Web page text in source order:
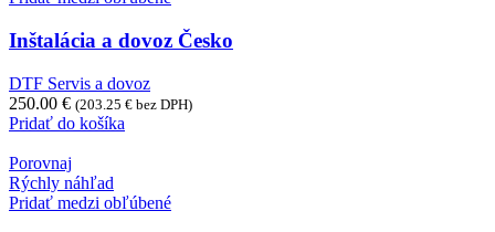
Inštalácia a dovoz Česko
DTF Servis a dovoz
250.00 € (203.25 € bez DPH)
Pridať do košíka
Porovnaj
Rýchly náhľad
Pridať medzi obľúbené